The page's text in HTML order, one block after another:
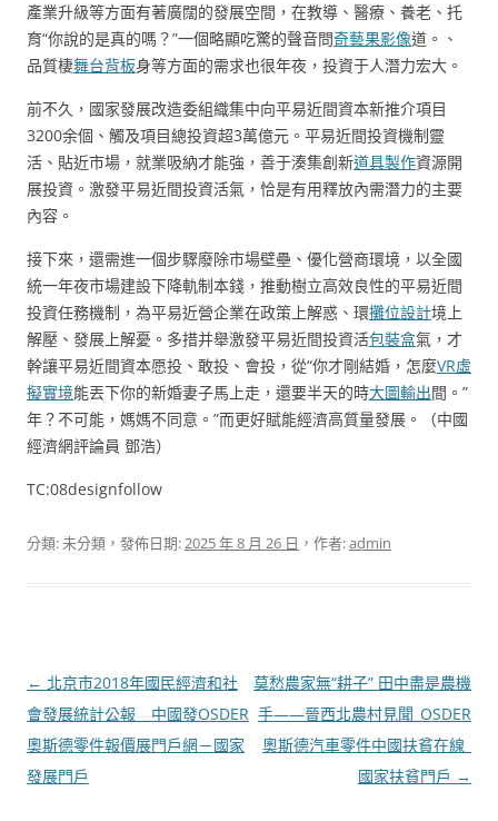
產業升級等方面有著廣闊的發展空間，在教導、醫療、養老、托
育“你說的是真的嗎？”一個略顯吃驚的聲音問奇藝果影像道。、
品質棲舞台背板身等方面的需求也很年夜，投資于人潛力宏大。
前不久，國家發展改造委組織集中向平易近間資本新推介項目
3200余個、觸及項目總投資超3萬億元。平易近間投資機制靈
活、貼近市場，就業吸納才能強，善于湊集創新道具製作資源開
展投資。激發平易近間投資活氣，恰是有用釋放內需潛力的主要
內容。
接下來，還需進一個步驟廢除市場壁壘、優化營商環境，以全國
統一年夜市場建設下降軌制本錢，推動樹立高效良性的平易近間
投資任務機制，為平易近營企業在政策上解惑、環攤位設計境上
解壓、發展上解憂。多措并舉激發平易近間投資活包裝盒氣，才
幹讓平易近間資本愿投、敢投、會投，從“你才剛結婚，怎麼VR虛
擬實境能丟下你的新婚妻子馬上走，還要半天的時大圖輸出間。”
年？不可能，媽媽不同意。”而更好賦能經濟高質量發展。（中國
經濟網評論員 鄧浩）
TC:08designfollow
分類: 未分類，發佈日期:2025 年 8 月 26 日 ，作者:admin
文
章
導
覽
← 北京市2018年國民經濟和社
會發展統計公報 _ 中國發OSDER
奧斯德零件報價展門戶網－國家
發展門戶
莫愁農家無“耕子” 田中盡是農機
手——晉西北農村見聞_OSDER
奧斯德汽車零件中國扶貧在線_
國家扶貧門戶 →